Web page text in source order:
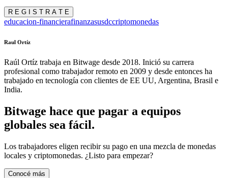
R E G I S T R A T E
educacion-financierafinanzasusdccriptomonedas
Raul Ortíz
Raúl Ortíz trabaja en Bitwage desde 2018. Inició su carrera
profesional como trabajador remoto en 2009 y desde entonces ha
trabajado en tecnología con clientes de EE UU, Argentina, Brasil e
India.
Bitwage hace que pagar a equipos
globales sea fácil.
Los trabajadores eligen recibir su pago en una mezcla de monedas
locales y criptomonedas. ¿Listo para empezar?
Conocé más